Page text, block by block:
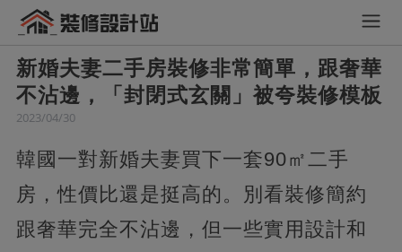
新婚夫妻二手房裝修非常簡單，跟奢華
不沾邊，「封閉式玄關」被夸裝修模板
2023/04/30
韓國一對新婚夫妻買下一套90㎡二手
房，性價比還是挺高的。別看裝修簡約
跟奢華完全不沾邊，但一些實用設計和